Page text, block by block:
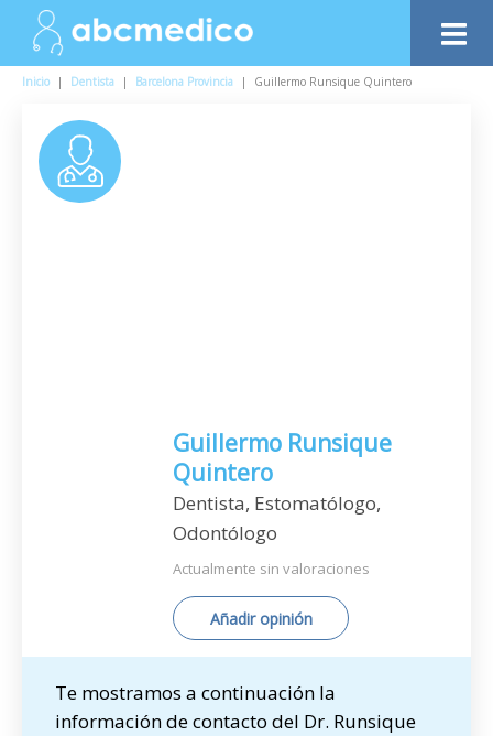
Inicio | Dentista | Barcelona Provincia | Guillermo Runsique Quintero
Guillermo Runsique
Quintero
Dentista, Estomatólogo,
Odontólogo
Actualmente sin valoraciones
Añadir opinión
Te mostramos a continuación la
información de contacto del Dr. Runsique